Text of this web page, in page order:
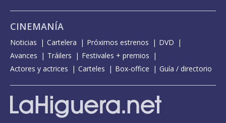
CINEMANÍA
Noticias Cartelera Próximos estrenos
DVD
Avances
Tráilers
Festivales + premios
Actores y actrices
Carteles Box-office Guía / directorio